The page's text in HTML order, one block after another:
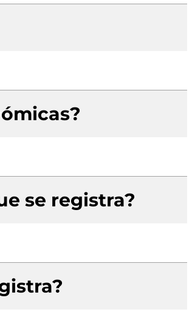
se registra?